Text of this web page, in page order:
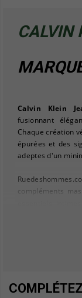
CALVIN
Calvin Klein
fusionnant
Chaque création
épurées et des
adeptes d'un
compléments
Pour construire
chaussettes